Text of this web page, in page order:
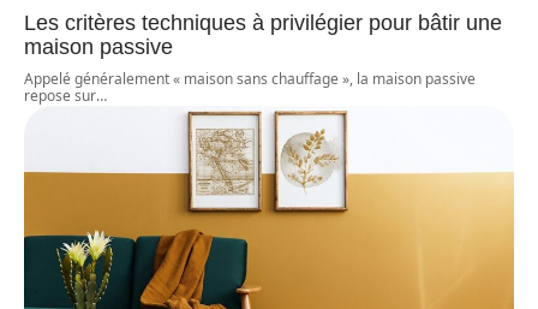
Les critères techniques à privilégier pour bâtir une
maison passive
Appelé généralement « maison sans chauffage », la maison passive
repose sur…